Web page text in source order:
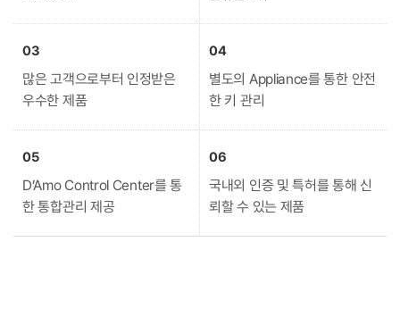
03
많은 고객으로부터 인정받은
우수한 제품
04
별도의 Appliance를 통한 안전
한 키 관리
05
D’Amo Control Center를 통
한 통합관리 제공
06
국내외 인증 및 특허를 통해 신
뢰할 수 있는 제품